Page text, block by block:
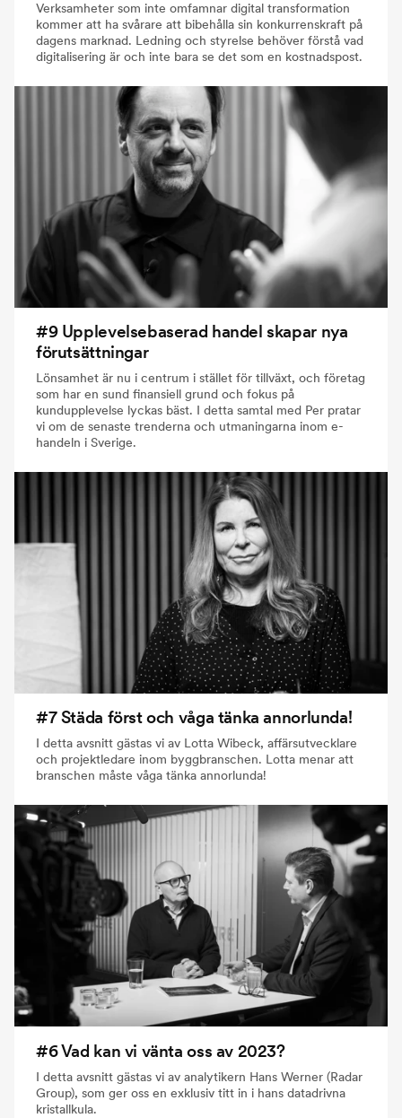
Verksamheter som inte omfamnar digital transformation
kommer att ha svårare att bibehålla sin konkurrenskraft på
dagens marknad. Ledning och styrelse behöver förstå vad
digitalisering är och inte bara se det som en kostnadspost.
#9 Upplevelsebaserad handel skapar nya
förutsättningar
Lönsamhet är nu i centrum i stället för tillväxt, och företag
som har en sund finansiell grund och fokus på
kundupplevelse lyckas bäst. I detta samtal med Per pratar
vi om de senaste trenderna och utmaningarna inom e-
handeln i Sverige.
#7 Städa först och våga tänka annorlunda!
I detta avsnitt gästas vi av Lotta Wibeck, affärsutvecklare
och projektledare inom byggbranschen. Lotta menar att
branschen måste våga tänka annorlunda!
#6 Vad kan vi vänta oss av 2023?
I detta avsnitt gästas vi av analytikern Hans Werner (Radar
Group), som ger oss en exklusiv titt in i hans datadrivna
kristallkula.